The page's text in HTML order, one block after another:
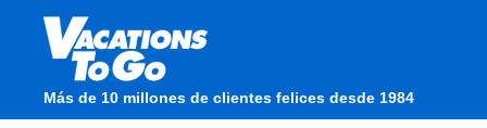
Más de 10 millones de clientes felices desde 1984